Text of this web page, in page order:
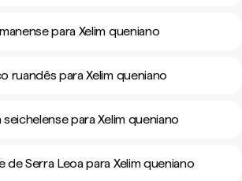
para Xelim queniano
ruandês para Xelim queniano
seichelense para Xelim queniano
de Serra Leoa para Xelim queniano